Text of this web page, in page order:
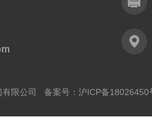
限公司 备案号： 沪ICP备18026450